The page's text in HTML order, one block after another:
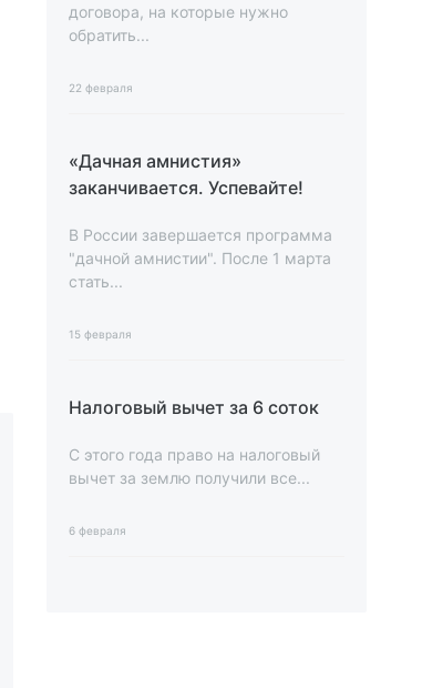
договора, на которые нужно
обратить...
22 февраля
«Дачная амнистия»
заканчивается. Успевайте!
В России завершается программа
"дачной амнистии". После 1 марта
стать...
15 февраля
Налоговый вычет за 6 соток
С этого года право на налоговый
вычет за землю получили все...
6 февраля